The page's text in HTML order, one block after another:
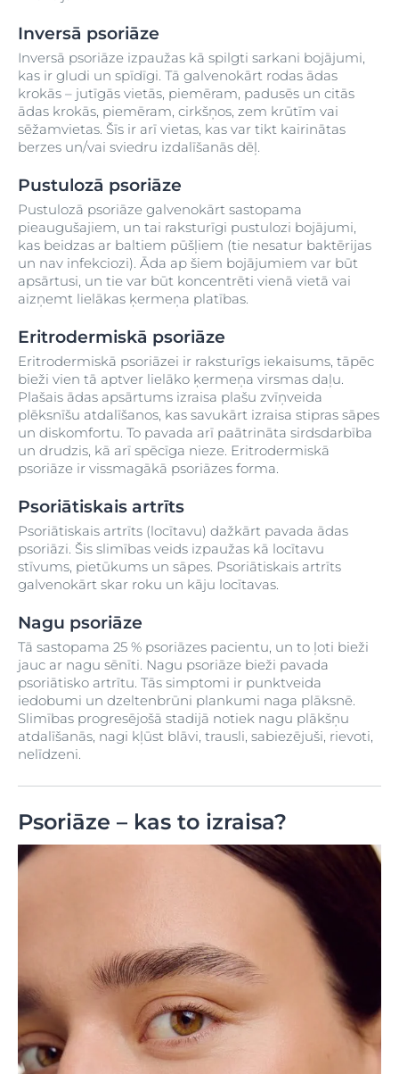
Inversā psoriāze
Inversā psoriāze izpaužas kā spilgti sarkani bojājumi,
kas ir gludi un spīdīgi. Tā galvenokārt rodas ādas
krokās – jutīgās vietās, piemēram, padusēs un citās
ādas krokās, piemēram, cirkšņos, zem krūtīm vai
sēžamvietas. Šīs ir arī vietas, kas var tikt kairinātas
berzes un/vai sviedru izdalīšanās dēļ.
Pustulozā psoriāze
Pustulozā psoriāze galvenokārt sastopama
pieaugušajiem, un tai raksturīgi pustulozi bojājumi,
kas beidzas ar baltiem pūšļiem (tie nesatur baktērijas
un nav infekciozi). Āda ap šiem bojājumiem var būt
apsārtusi, un tie var būt koncentrēti vienā vietā vai
aizņemt lielākas ķermeņa platības.
Eritrodermiskā psoriāze
Eritrodermiskā psoriāzei ir raksturīgs iekaisums, tāpēc
bieži vien tā aptver lielāko ķermeņa virsmas daļu.
Plašais ādas apsārtums izraisa plašu zvīņveida
plēksnīšu atdalīšanos, kas savukārt izraisa stipras sāpes
un diskomfortu. To pavada arī paātrināta sirdsdarbība
un drudzis, kā arī spēcīga nieze. Eritrodermiskā
psoriāze ir vissmagākā psoriāzes forma.
Psoriātiskais artrīts
Psoriātiskais artrīts (locītavu) dažkārt pavada ādas
psoriāzi. Šis slimības veids izpaužas kā locītavu
stīvums, pietūkums un sāpes. Psoriātiskais artrīts
galvenokārt skar roku un kāju locītavas.
Nagu psoriāze
Tā sastopama 25 % psoriāzes pacientu, un to ļoti bieži
jauc ar nagu sēnīti. Nagu psoriāze bieži pavada
psoriātisko artrītu. Tās simptomi ir punktveida
iedobumi un dzeltenbrūni plankumi naga plāksnē.
Slimības progresējošā stadijā notiek nagu plākšņu
atdalīšanās, nagi kļūst blāvi, trausli, sabiezējuši, rievoti,
nelīdzeni.
Psoriāze – kas to izraisa?